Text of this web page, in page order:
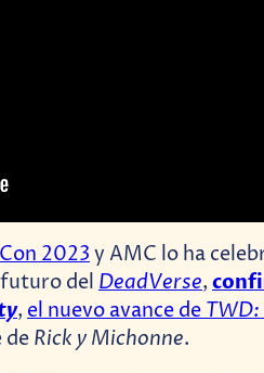
2023y AMC lo ha
del DeadVerse,
, el nuevo avance de
de Rick y Michonne.